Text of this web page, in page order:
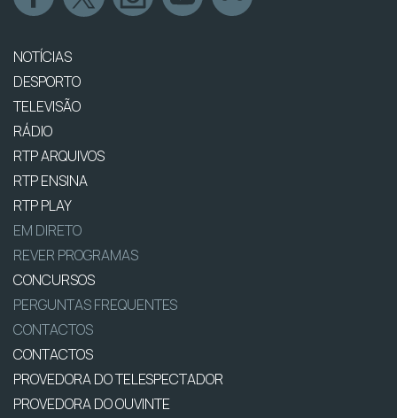
NOTÍCIAS
DESPORTO
TELEVISÃO
RÁDIO
RTP ARQUIVOS
RTP ENSINA
RTP PLAY
EM DIRETO
REVER PROGRAMAS
CONCURSOS
PERGUNTAS FREQUENTES
CONTACTOS
CONTACTOS
PROVEDORA DO TELESPECTADOR
PROVEDORA DO OUVINTE